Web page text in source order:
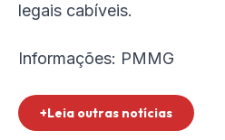
legais cabíveis.
Informações: PMMG
+Leia outras notícias